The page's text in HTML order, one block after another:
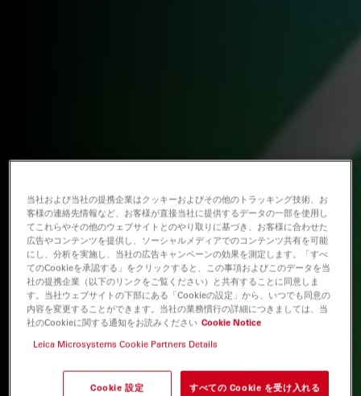
当社および当社の提携企業はクッキーおよびその他のトラッキング技術、お
客様の連絡先情報など、お客様が直接当社に提供するデータの一部を使用し
てこれらやその他のウェブサイトとのやり取りに基づき、お客様に合わせた
広告やコンテンツを提供し、ソーシャルメディアでのコンテンツ共有を可能
にし、分析を実施し、当社の広告キャンペーンの効果を測定します。「すべ
てのCookieを承認する」をクリックすると、この事項およびこのデータを当
社の提携企業（以下のリンクをご覧ください）と共有することに同意しま
す。当社ウェブサイトの下部にある「Cookieの設定」から、いつでも同意の
内容を変更することができます。当社の業務慣行の詳細につきましては、当
社のCookieに関する通知をお読みください Cookie Notice
Leica Microsystems Cookie Partners Details
Cookie 設定 すべての Cookie を受け入れる